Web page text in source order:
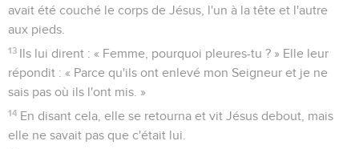
avait été couché le corps de Jésus, l'un à la tête et l'autre
aux pieds.
13 Ils lui dirent : « Femme, pourquoi pleures-tu ? » Elle leur
répondit : « Parce qu'ils ont enlevé mon Seigneur et je ne
sais pas où ils l'ont mis. »
14 En disant cela, elle se retourna et vit Jésus debout, mais
elle ne savait pas que c'était lui.